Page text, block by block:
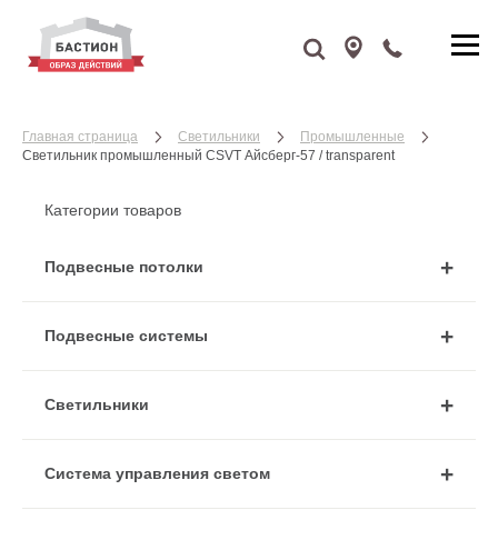
Главная страница Cветильники
Промышленные
Светильник промышленный CSVT Айсберг-57 / transparent
Категории товаров
Подвесные потолки
Подвесные системы
Cветильники
Система управления светом